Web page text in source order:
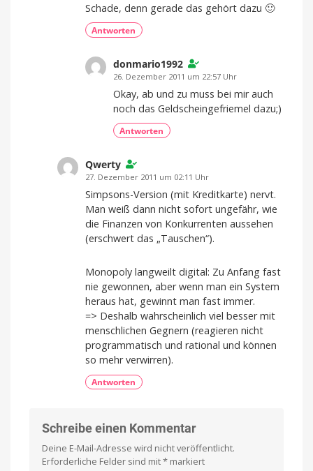
Schade, denn gerade das gehört dazu 🙂
Antworten
donmario1992
26. Dezember 2011 um 22:57 Uhr
Okay, ab und zu muss bei mir auch
noch das Geldscheingefriemel dazu;)
Antworten
Qwerty
27. Dezember 2011 um 02:11 Uhr
Simpsons-Version (mit Kreditkarte) nervt.
Man weiß dann nicht sofort ungefähr, wie
die Finanzen von Konkurrenten aussehen
(erschwert das „Tauschen“).
Monopoly langweilt digital: Zu Anfang fast
nie gewonnen, aber wenn man ein System
heraus hat, gewinnt man fast immer.
=> Deshalb wahrscheinlich viel besser mit
menschlichen Gegnern (reagieren nicht
programmatisch und rational und können
so mehr verwirren).
Antworten
Schreibe einen Kommentar
Deine E-Mail-Adresse wird nicht veröffentlicht.
Erforderliche Felder sind mit* markiert